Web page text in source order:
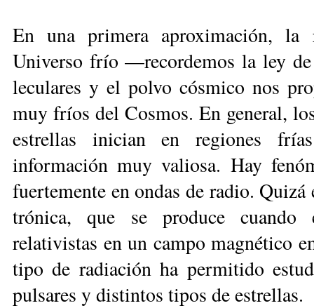
En una primera aproximación, la
Universo frío —recordemos la ley
leculares y el polvo cósmico nos
muy fríos del Cosmos. En general,
estrellas inician en regiones
información muy valiosa. Hay
fuerte­mente en ondas de radio.
tró­nica, que se produce cuando
relativistas en un campo magnético
tipo de radiación ha permitido
pulsares y distintos ti­pos de estrellas.